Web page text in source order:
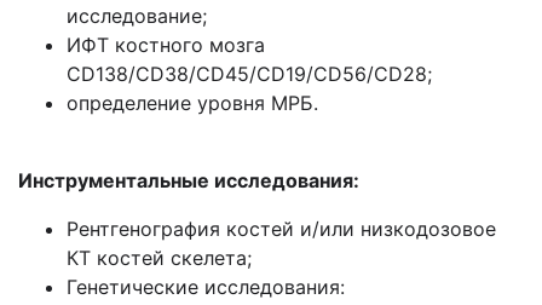
исследование;
ИФТ костного мозга
CD138/CD38/CD45/CD19/CD56/CD28;
определение уровня МРБ.
Инструментальные исследования:
Рентгенография костей и/или низкодозовое
КТ костей скелета;
Генетические исследования: